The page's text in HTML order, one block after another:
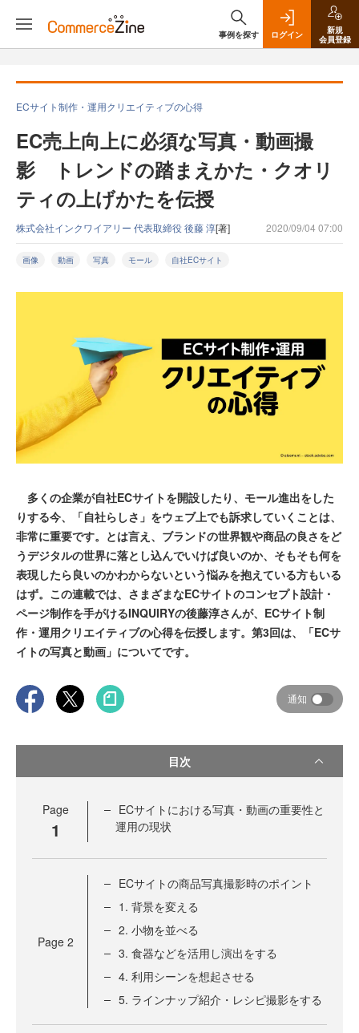
事例を探す ログイン
新規
会員登録
ECサイト制作・運用クリエイティブの心得
EC売上向上に必須な写真・動画撮
影 トレンドの踏まえかた・クオリ
ティの上げかたを伝授
株式会社インクワイアリー 代表取締役 後藤 淳[著] 2020/09/04 07:00
画像 動画 写真 モール 自社ECサイト
多くの企業が自社ECサイトを開設したり、モール進出をした
りする今、「自社らしさ」をウェブ上でも訴求していくことは、
非常に重要です。とは言え、ブランドの世界観や商品の良さをど
うデジタルの世界に落とし込んでいけば良いのか、そもそも何を
表現したら良いのかわからないという悩みを抱えている方もいる
はず。この連載では、さまざまなECサイトのコンセプト設計・
ページ制作を手がけるINQUIRYの後藤淳さんが、ECサイト制
作・運用クリエイティブの心得を伝授します。第3回は、「ECサ
イトの写真と動画」についてです。
通知
目次
Page
1
ECサイトにおける写真・動画の重要性と
運用の現状
Page 2
ECサイトの商品写真撮影時のポイント
1. 背景を変える
2. 小物を並べる
3. 食器などを活用し演出をする
4. 利用シーンを想起させる
5. ラインナップ紹介・レシピ撮影をする